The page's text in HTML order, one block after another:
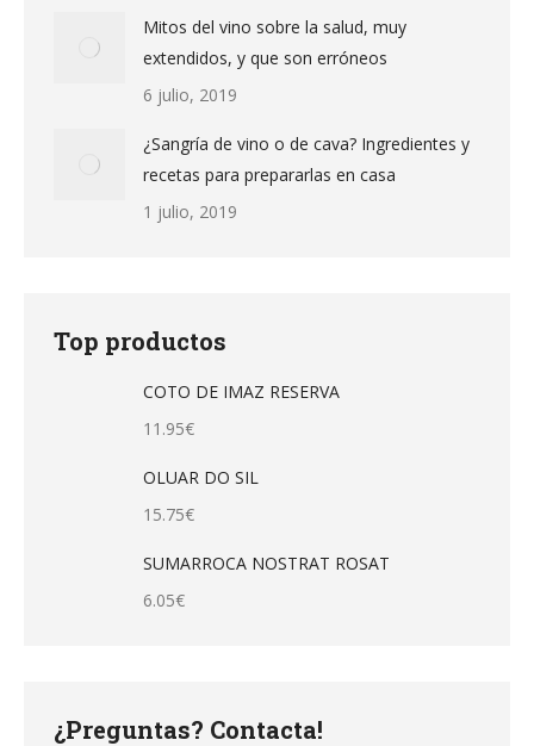
Mitos del vino sobre la salud, muy
extendidos, y que son erróneos
6 julio, 2019
¿Sangría de vino o de cava? Ingredientes y
recetas para prepararlas en casa
1 julio, 2019
Top productos
COTO DE IMAZ RESERVA
11.95€
OLUAR DO SIL
15.75€
SUMARROCA NOSTRAT ROSAT
6.05€
¿Preguntas? Contacta!